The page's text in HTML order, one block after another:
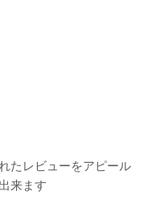
たレビューをアピール
来ます